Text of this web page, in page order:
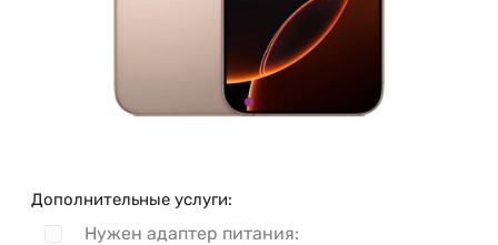
Дополнительные услуги:
Нужен адаптер питания: